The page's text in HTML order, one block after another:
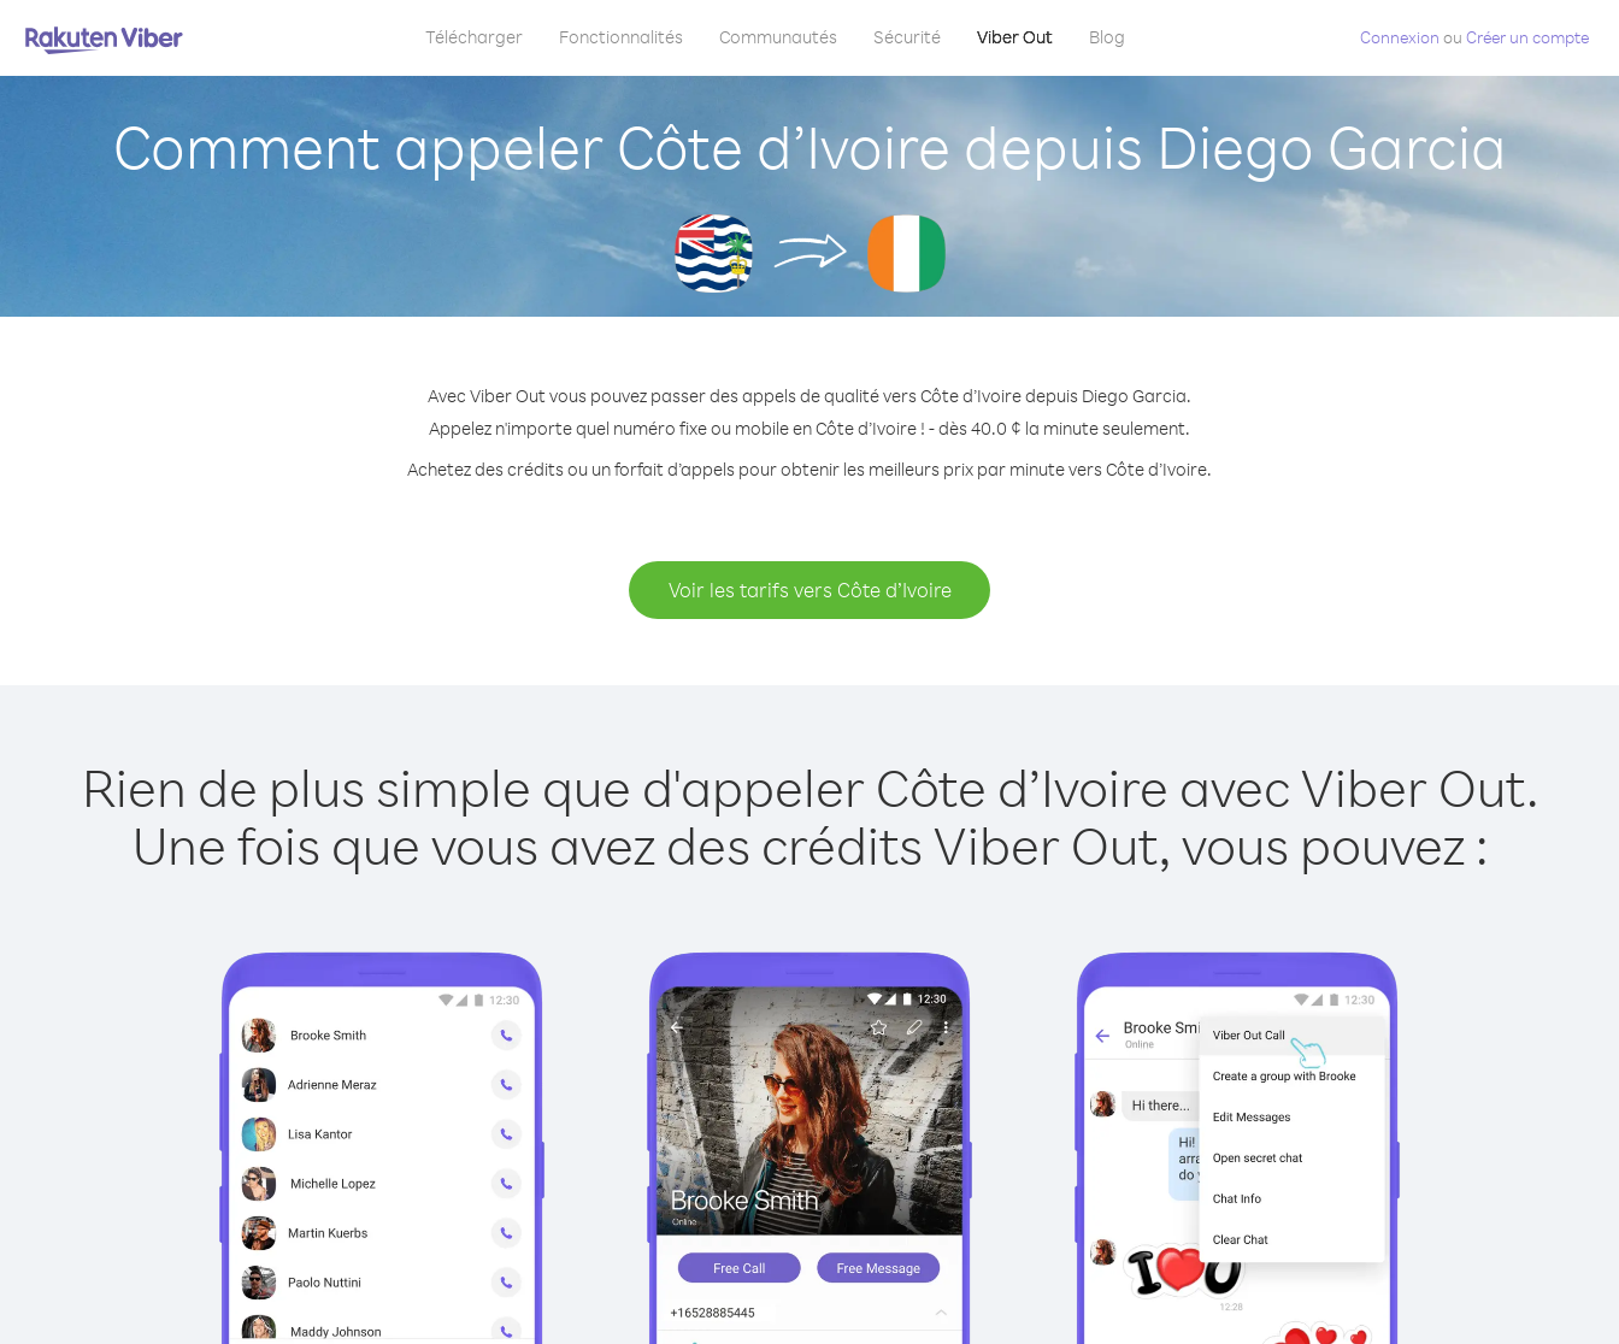
Télécharger Fonctionnalités Communautés Sécurité Viber Out Blog Connexion ou Créer un compte
Comment appeler Côte d’Ivoire depuis Diego Garcia
Avec Viber Out vous pouvez passer des appels de qualité vers Côte d’Ivoire depuis Diego Garcia.
Appelez n'importe quel numéro fixe ou mobile en Côte d’Ivoire ! - dès 40.0 ¢ la minute seulement.
Achetez des crédits ou un forfait d’appels pour obtenir les meilleurs prix par minute vers Côte d’Ivoire.
Voir les tarifs vers Côte d’Ivoire
Rien de plus simple que d'appeler Côte d’Ivoire avec Viber Out.
Une fois que vous avez des crédits Viber Out, vous pouvez :